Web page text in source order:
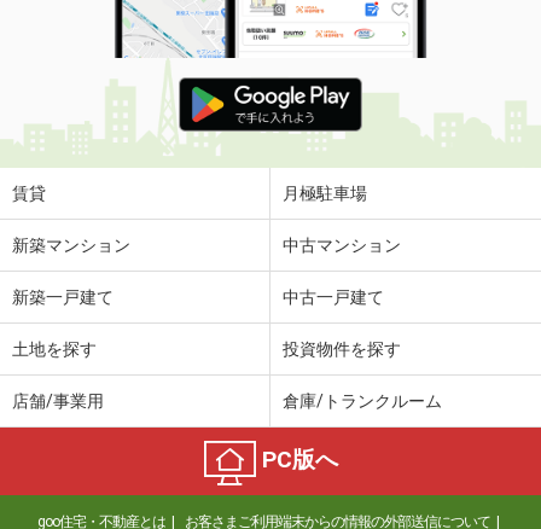
賃貸 月極駐車場
新築マンション 中古マンション
新築一戸建て 中古一戸建て
土地を探す 投資物件を探す
店舗/事業用 倉庫/トランクルーム
PC版へ
goo住宅・不動産とは お客さまご利用端末からの情報の外部送信について